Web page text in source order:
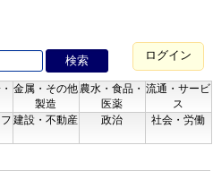
ログイン
金属・その他
製造
農水・食品・
医薬
流通・サービ
ス
建設・不動産 政治 社会・労働